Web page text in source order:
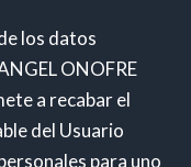
los datos
ONOFRE
a recabar el
del Usuario
para uno